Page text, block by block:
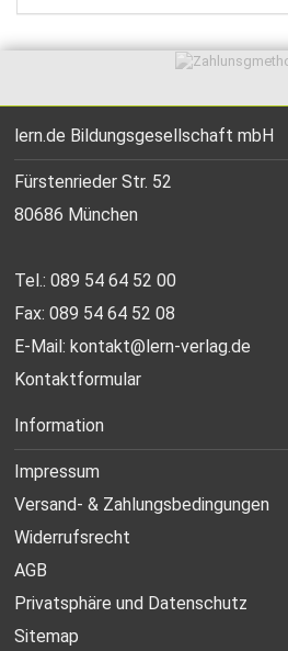
lern.de Bildungsgesellschaft mbH
Fürstenrieder Str. 52
80686 München
Tel.: 089 54 64 52 00
Fax: 089 54 64 52 08
E-Mail:kontakt@lern-verlag.de
Kontaktformular
Information
Impressum
Versand- & Zahlungsbedingungen
Widerrufsrecht
AGB
Privatsphäre und Datenschutz
Sitemap